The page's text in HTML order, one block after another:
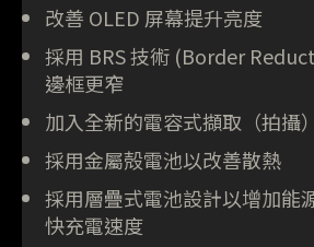
改善 OLED 屏幕提升亮度
採用 BRS 技術 (Border
邊框更窄
加入全新的電容式擷取（拍攝
採用金屬殻電池以改善散熱
採用層疊式電池設計以增加能
快充電速度